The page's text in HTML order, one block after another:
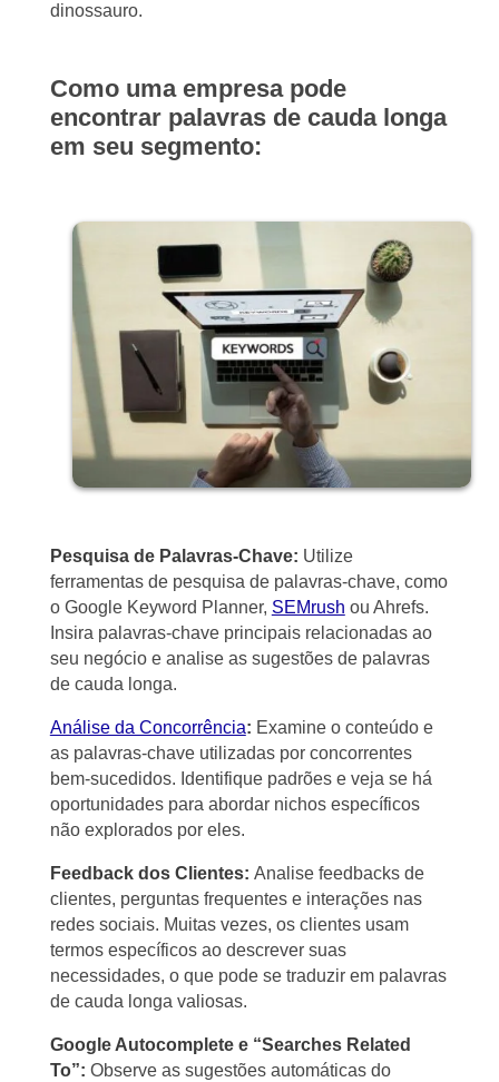
dinossauro.
Como uma empresa pode
encontrar palavras de cauda longa
em seu segmento:
Pesquisa de Palavras-Chave: Utilize
ferramentas de pesquisa de palavras-chave, como
o Google Keyword Planner, SEMrush ou Ahrefs.
Insira palavras-chave principais relacionadas ao
seu negócio e analise as sugestões de palavras
de cauda longa.
Análise da Concorrência: Examine o conteúdo e
as palavras-chave utilizadas por concorrentes
bem-sucedidos. Identifique padrões e veja se há
oportunidades para abordar nichos específicos
não explorados por eles.
Feedback dos Clientes: Analise feedbacks de
clientes, perguntas frequentes e interações nas
redes sociais. Muitas vezes, os clientes usam
termos específicos ao descrever suas
necessidades, o que pode se traduzir em palavras
de cauda longa valiosas.
Google Autocomplete e “Searches Related
To”: Observe as sugestões automáticas do